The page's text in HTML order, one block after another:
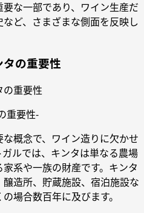
な一部であり、ワイン生産だ
ど、さまざまな側面を反映し
の重要性
重要性-
概念で、ワイン造りに欠かせ
ルでは、キンタは単なる農場
系や一族の財産です。キンタ
造所、貯蔵施設、宿泊施設な
場合数百年に及びます。